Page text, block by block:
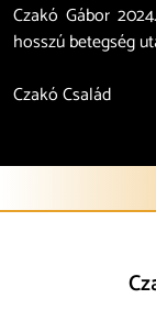
Czakó Gábor
hosszú betegség
Czakó Család